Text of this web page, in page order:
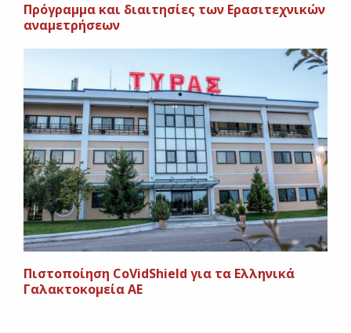
Πρόγραμμα και διαιτησίες των Ερασιτεχνικών
αναμετρήσεων
Πιστοποίηση CoVidShield για τα Ελληνικά
Γαλακτοκομεία ΑΕ